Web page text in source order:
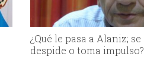
¿Qué le pasa a Alaniz; se
despide o toma impulso?